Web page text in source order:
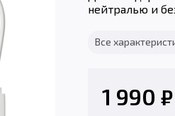
нейтралью и
Все
1 990 ₽